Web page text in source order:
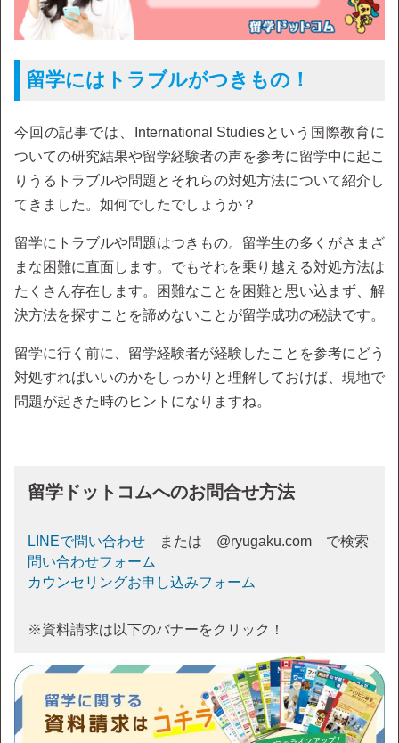
留学にはトラブルがつきもの！
今回の記事では、International Studiesという国際教育に
ついての研究結果や留学経験者の声を参考に留学中に起こ
りうるトラブルや問題とそれらの対処方法について紹介し
てきました。如何でしたでしょうか？
留学にトラブルや問題はつきもの。留学生の多くがさまざ
まな困難に直面します。でもそれを乗り越える対処方法は
たくさん存在します。困難なことを困難と思い込まず、解
決方法を探すことを諦めないことが留学成功の秘訣です。
留学に行く前に、留学経験者が経験したことを参考にどう
対処すればいいのかをしっかりと理解しておけば、現地で
問題が起きた時のヒントになりますね。
留学ドットコムへのお問合せ方法
LINEで問い合わせ または @ryugaku.com で検索
問い合わせフォーム
カウンセリングお申し込みフォーム
※資料請求は以下のバナーをクリック！